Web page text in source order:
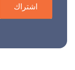
اشتراك